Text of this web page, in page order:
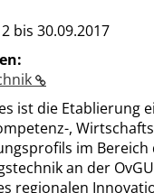
bis 30.09.2017
ist die Etablierung
,
im Bereich
an der
regionalen